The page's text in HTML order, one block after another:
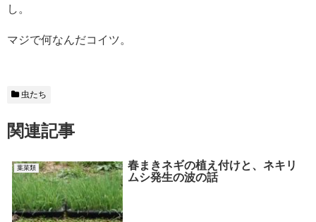
し。
マジで何なんだコイツ。
虫たち
関連記事
葉菜類
春まきネギの植え付けと、ネキリ
ムシ発生の波の話